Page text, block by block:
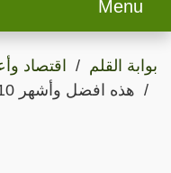
Menu
بوابة القلم
اقتصاد
هذه افضل وأشهر 10 معالم سياحية في المملكة